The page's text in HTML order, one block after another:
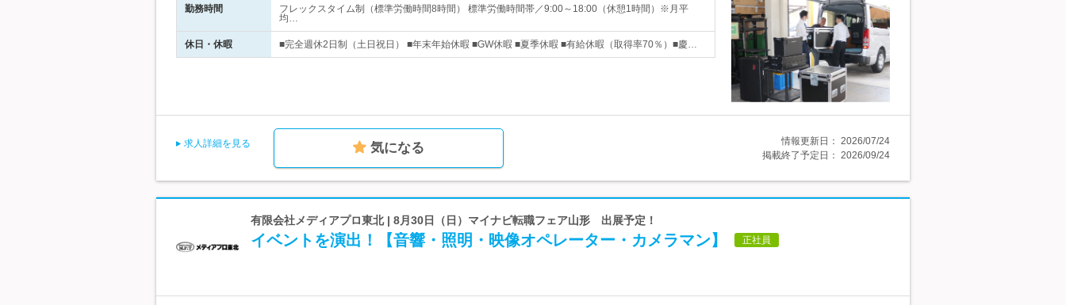
勤務時間
フレックスタイム制（標準労働時間8時間） 標準労働時間帯／9:00～18:00（休憩1時間）※月平
均…
休日・休暇 ■完全週休2日制（土日祝日） ■年末年始休暇 ■GW休暇 ■夏季休暇 ■有給休暇（取得率70％）■慶…
求人詳細を見る 気になる 情報更新日： 2026/07/24
掲載終了予定日： 2026/09/24
有限会社メディアプロ東北 | 8月30日（日）マイナビ転職フェア山形 出展予定！
イベントを演出！【音響・照明・映像オペレーター・カメラマン】 正社員